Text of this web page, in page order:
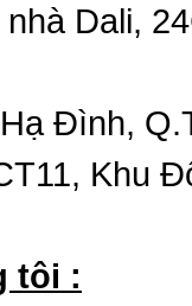
Dali,
Đình,
Khu
tôi :